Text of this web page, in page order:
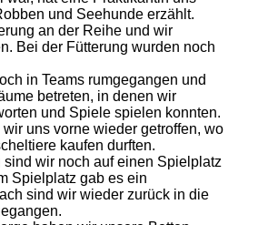
und Seehunde erzählt.
an der Reihe und wir
Bei der Fütterung wurden noch
in Teams rumgegangen und
betreten, in denen wir
und Spiele spielen konnten.
uns vorne wieder getroffen, wo
kaufen durften.
wir noch auf einen Spielplatz
Spielplatz gab es ein
sind wir wieder zurück in die